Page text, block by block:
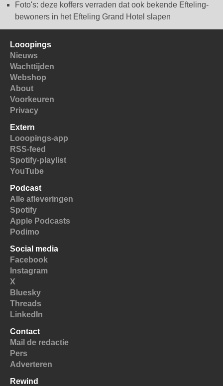
Foto's: deze koffers verraden dat ook bekende Efteling-
bewoners in het Efteling Grand Hotel slapen
Looopings
Nieuws
Wachttijden
Webshop
About
Voorkeuren
Privacy
Extern
Looopings-app
RSS-feed
Spotify-playlist
YouTube
Podcast
Alle afleveringen
Spotify
Apple Podcasts
Podimo
Social media
Facebook
Instagram
X
Bluesky
Threads
LinkedIn
Contact
Mail de redactie
Pers
Adverteren
Rewind